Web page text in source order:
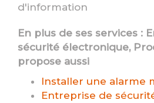
d'information
En plus de ses services :
sécurité électronique,
propose aussi
Installer une alarme
Entreprise de